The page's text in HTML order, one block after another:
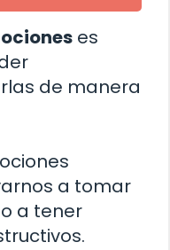
es
de manera
a tomar
a tener